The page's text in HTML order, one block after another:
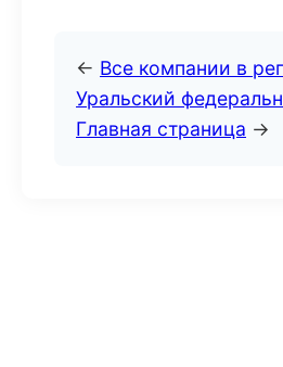
← Все компании в
Уральский
Главная страница →